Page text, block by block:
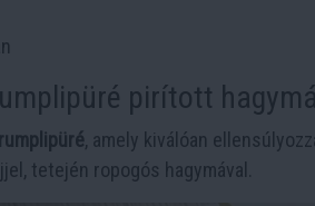
pirított
, amely kiválóan
tetején ropogós hagymával.